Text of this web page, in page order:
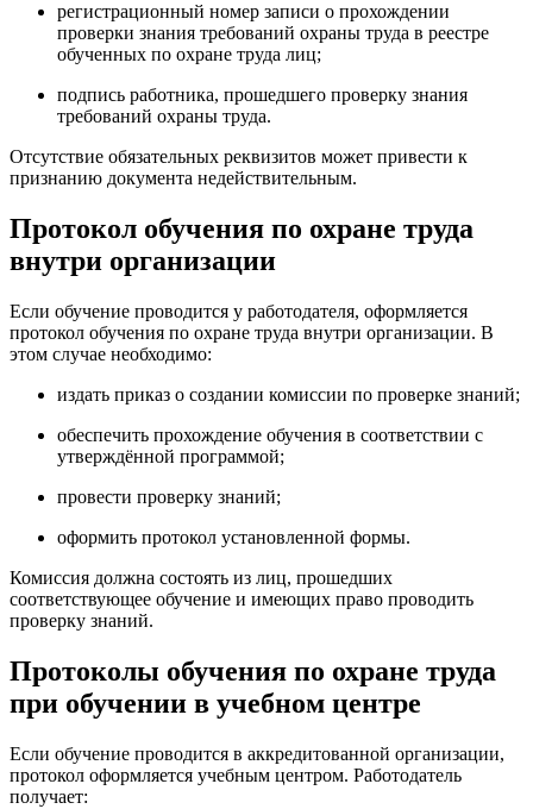
регистрационный номер записи о прохождении
проверки знания требований охраны труда в реестре
обученных по охране труда лиц;
подпись работника, прошедшего проверку знания
требований охраны труда.
Отсутствие обязательных реквизитов может привести к
признанию документа недействительным.
Протокол обучения по охране труда
внутри организации
Если обучение проводится у работодателя, оформляется
протокол обучения по охране труда внутри организации. В
этом случае необходимо:
издать приказ о создании комиссии по проверке знаний;
обеспечить прохождение обучения в соответствии с
утверждённой программой;
провести проверку знаний;
оформить протокол установленной формы.
Комиссия должна состоять из лиц, прошедших
соответствующее обучение и имеющих право проводить
проверку знаний.
Протоколы обучения по охране труда
при обучении в учебном центре
Если обучение проводится в аккредитованной организации,
протокол оформляется учебным центром. Работодатель
получает: